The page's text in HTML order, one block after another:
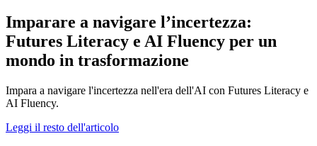
Imparare a navigare l’incertezza:
Futures Literacy e AI Fluency per un
mondo in trasformazione
Impara a navigare l'incertezza nell'era dell'AI con Futures Literacy e
AI Fluency.
Leggi il resto dell'articolo